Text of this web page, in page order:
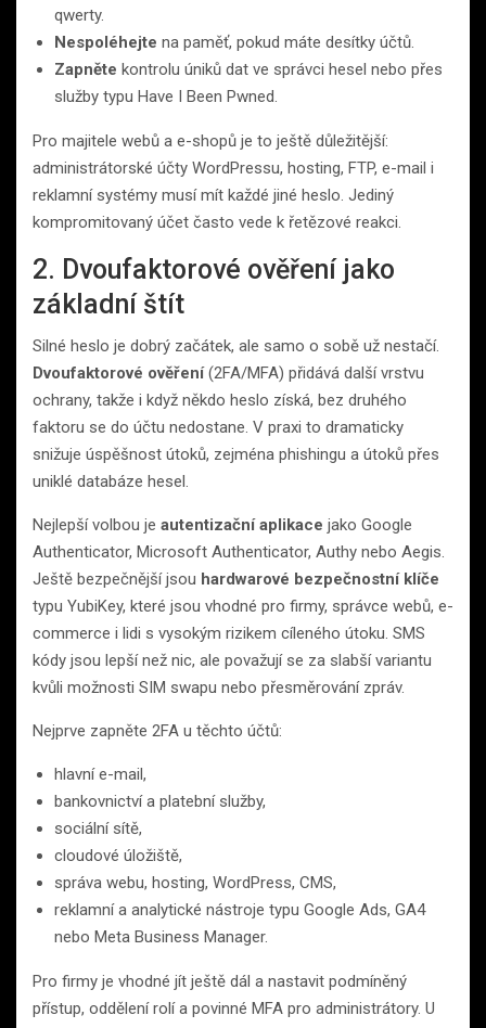
qwerty.
Nespoléhejte na paměť, pokud máte desítky účtů.
Zapněte kontrolu úniků dat ve správci hesel nebo přes
služby typu Have I Been Pwned.
Pro majitele webů a e-shopů je to ještě důležitější:
administrátorské účty WordPressu, hosting, FTP, e-mail i
reklamní systémy musí mít každé jiné heslo. Jediný
kompromitovaný účet často vede k řetězové reakci.
2. Dvoufaktorové ověření jako
základní štít
Silné heslo je dobrý začátek, ale samo o sobě už nestačí.
Dvoufaktorové ověření(2FA/MFA) přidává další vrstvu
ochrany, takže i když někdo heslo získá, bez druhého
faktoru se do účtu nedostane. V praxi to dramaticky
snižuje úspěšnost útoků, zejména phishingu a útoků přes
uniklé databáze hesel.
Nejlepší volbou je autentizační aplikace jako Google
Authenticator, Microsoft Authenticator, Authy nebo Aegis.
Ještě bezpečnější jsou hardwarové bezpečnostní klíče
typu YubiKey, které jsou vhodné pro firmy, správce webů, e-
commerce i lidi s vysokým rizikem cíleného útoku. SMS
kódy jsou lepší než nic, ale považují se za slabší variantu
kvůli možnosti SIM swapu nebo přesměrování zpráv.
Nejprve zapněte 2FA u těchto účtů:
hlavní e-mail,
bankovnictví a platební služby,
sociální sítě,
cloudové úložiště,
správa webu, hosting, WordPress, CMS,
reklamní a analytické nástroje typu Google Ads, GA4
nebo Meta Business Manager.
Pro firmy je vhodné jít ještě dál a nastavit podmíněný
přístup, oddělení rolí a povinné MFA pro administrátory. U